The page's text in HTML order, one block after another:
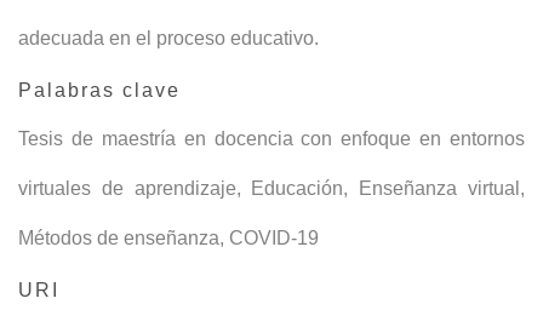
adecuada en el proceso educativo.
Palabras clave
Tesis de maestría en docencia con enfoque en entornos
virtuales de aprendizaje, Educación, Enseñanza virtual ,
Métodos de enseñanza, COVID-19
URI